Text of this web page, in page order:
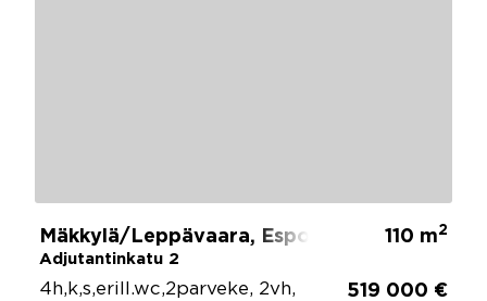
Mäkkylä/Leppävaara, Espoo
Adjutantinkatu 2
110 m2
4h,k,s,erill.wc,2parveke, 2vh, 519 000 €